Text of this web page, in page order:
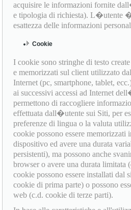
acquisire le informazioni fornite
e tipologia di richiesta). L�utente
esattezza delle informazioni
Cookie
I cookie sono stringhe di testo
e memorizzati sul client utilizzato
Internet (pc, smartphone, tablet,
ai successivi accessi ad Internet
permettono di raccogliere
effettuata dall�utente sui Siti, per
preferenze di lingua o la valuta
cookie possono essere memorizzati
dispositivo ed avere una durata
persistenti), ma possono anche
browser o avere una durata limitata
cookie possono essere installati dal
cookie di prima parte) o possono
web (c.d. cookie di terze parti).